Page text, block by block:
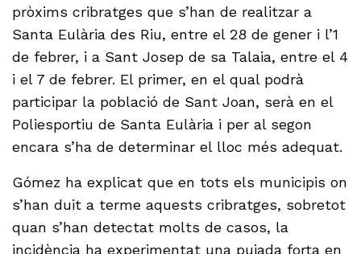
pròxims cribratges que s’han de realitzar a
Santa Eulària des Riu, entre el 28 de gener i l’1
de febrer, i a Sant Josep de sa Talaia, entre el 4
i el 7 de febrer. El primer, en el qual podrà
participar la població de Sant Joan, serà en el
Poliesportiu de Santa Eulària i per al segon
encara s’ha de determinar el lloc més adequat.
Gómez ha explicat que en tots els municipis on
s’han duit a terme aquests cribratges, sobretot
quan s’han detectat molts de casos, la
incidència ha experimentat una pujada forta en